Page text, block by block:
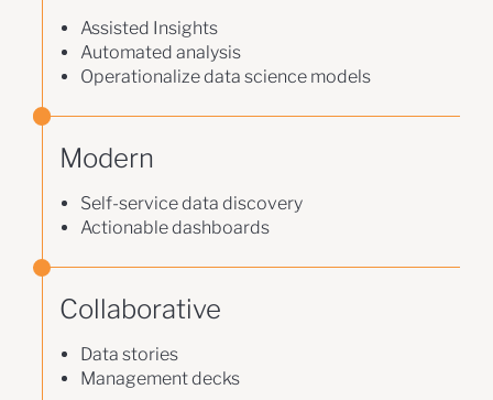
Assisted Insights
Automated analysis
Operationalize data science models
Modern
Self-service data discovery
Actionable dashboards
Collaborative
Data stories
Management decks